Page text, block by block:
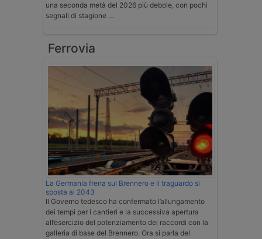
una seconda metà del 2026 più debole, con pochi
segnali di stagione …
Ferrovia
La Germania frena sul Brennero e il traguardo si
sposta al 2043
Il Governo tedesco ha confermato l’allungamento
dei tempi per i cantieri e la successiva apertura
all’esercizio del potenziamento dei raccordi con la
galleria di base del Brennero. Ora si parla del